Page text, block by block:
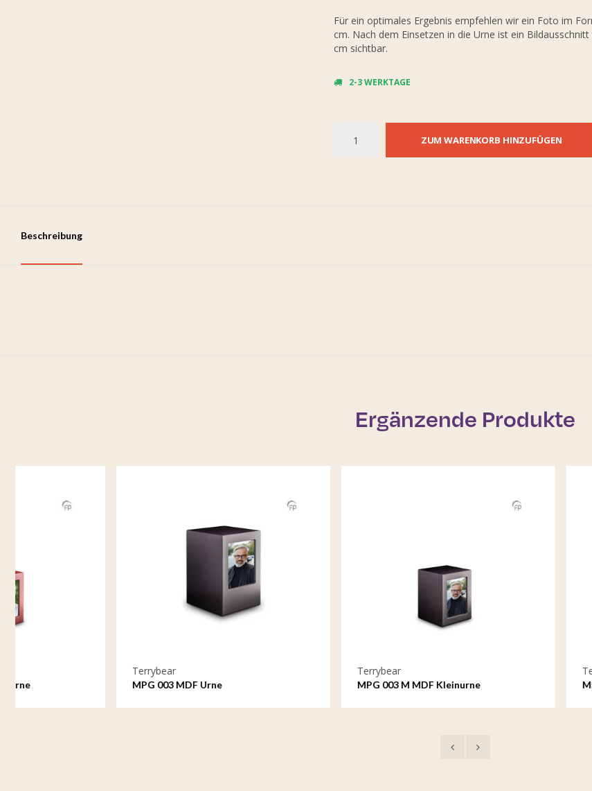
Für ein optimales Ergebnis empfehlen wir ein Foto im
cm. Nach dem Einsetzen in die Urne ist ein
cm sichtbar.
2-3 WERKTAGE
ZUM WARENKORB HINZUFÜGEN
Beschreibung
Ergänzende Produkte
MPG 003 M MDF Kleinurne MPG 003 S Mini-MDF